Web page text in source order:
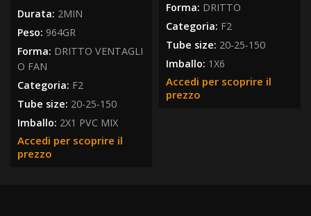
Durata: 2MIN
Peso: 964GR
Forma: DRITTO VENTAGLI
O FAN
Categoria: F2
Tube size: 20-25-150
Imballo: 2X1 PVC MIX
Accedi per scoprire il
prezzo
Forma: DRITTO
Categoria: F2
Tube size: 20-25-150
Imballo: 1X6
Accedi per scoprire il
prezzo